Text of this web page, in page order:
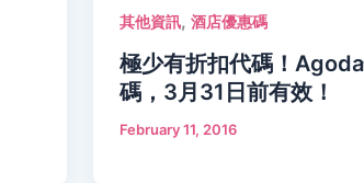
其他資訊,酒店優惠碼
極少有折扣代碼！
碼，3月31日前有效！
February 11, 2016